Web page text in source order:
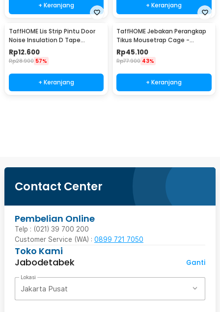
+ Keranjang + Keranjang
TaffHOME Lis Strip Pintu Door
Noise Insulation D Tape
9x6mm 10M - KK-062
Rp12.600
Rp28.900 57%
+ Keranjang
TaffHOME Jebakan Perangkap
Tikus Mousetrap Cage -
HU1999
Rp45.100
Rp77.900 43%
+ Keranjang
Contact Center
Pembelian Online
Telp : (021) 39 700 200
Customer Service (WA) : 0899 721 7050
Toko Kami
Jabodetabek
Ganti
Lokasi
Jakarta Pusat